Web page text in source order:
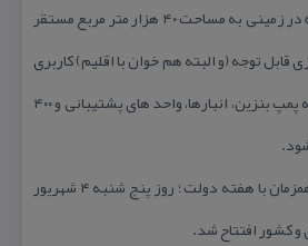
مجموعه گردشگری مهر و ماه در زمینی به مساحت ۴۰ هزار متر مربع مستقر
قابل توجه (و البته هم خوان با اقلیم) كاربری
های خدماتی دیگری از جمله پمپ بنزین، انبارها، واحد های پشتیبانی و ۴۰۰
سرای گردشگری مهر و ماه همزمان با هفته دولت ؛ روز پنج شنبه ۴ شهریور